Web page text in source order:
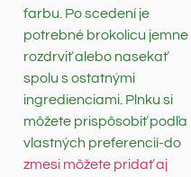
farbu. Po scedení je
potrebné brokolicu jemne
rozdrviť alebo nasekať
spolu s ostatnými
ingredienciami. Plnku si
môžete prispôsobiť podľa
vlastných preferencií-do
zmesi môžete pridať aj